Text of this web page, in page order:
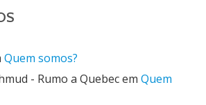
Quem somos?
- Rumo a Quebecem Quem